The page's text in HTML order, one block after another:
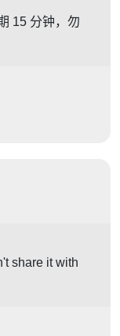
15 分钟，勿
share it with